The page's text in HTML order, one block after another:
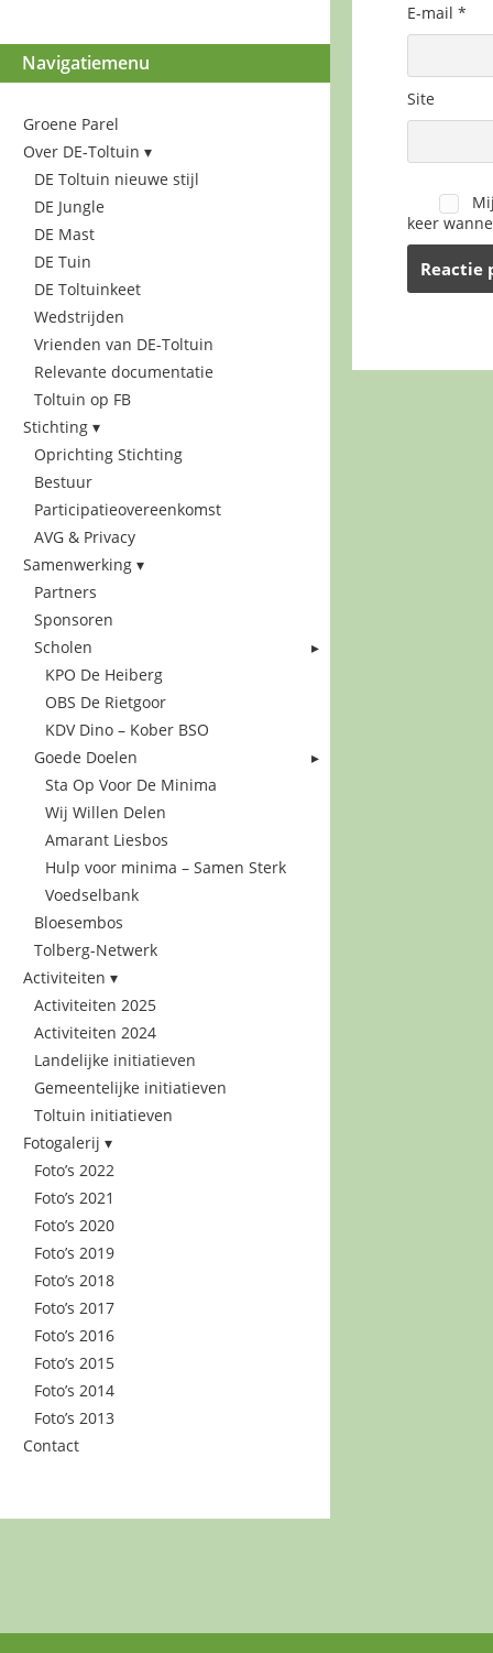
Navigatiemenu
Groene Parel
Over DE-Toltuin
DE Toltuin nieuwe stijl
DE Jungle
DE Mast
DE Tuin
DE Toltuinkeet
Wedstrijden
Vrienden van DE-Toltuin
Relevante documentatie
Toltuin op FB
Stichting
Oprichting Stichting
Bestuur
Participatieovereenkomst
AVG & Privacy
Samenwerking
Partners
Sponsoren
Scholen
KPO De Heiberg
OBS De Rietgoor
KDV Dino – Kober BSO
Goede Doelen
Sta Op Voor De Minima
Wij Willen Delen
Amarant Liesbos
Hulp voor minima – Samen Sterk
Voedselbank
Bloesembos
Tolberg-Netwerk
Activiteiten
Activiteiten 2025
Activiteiten 2024
Landelijke initiatieven
Gemeentelijke initiatieven
Toltuin initiatieven
Fotogalerij
Foto’s 2022
Foto’s 2021
Foto’s 2020
Foto’s 2019
Foto’s 2018
Foto’s 2017
Foto’s 2016
Foto’s 2015
Foto’s 2014
Foto’s 2013
Contact
E-mail *
Site
keer